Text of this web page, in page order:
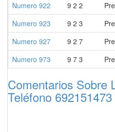
Numero 922
9 2 2
Numero 923
9 2 3
Numero 927
9 2 7
Numero 973
9 7 3
Comentarios Sobre
Teléfono 692151473